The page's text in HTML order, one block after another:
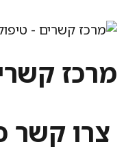
מרכז
צרו קשר